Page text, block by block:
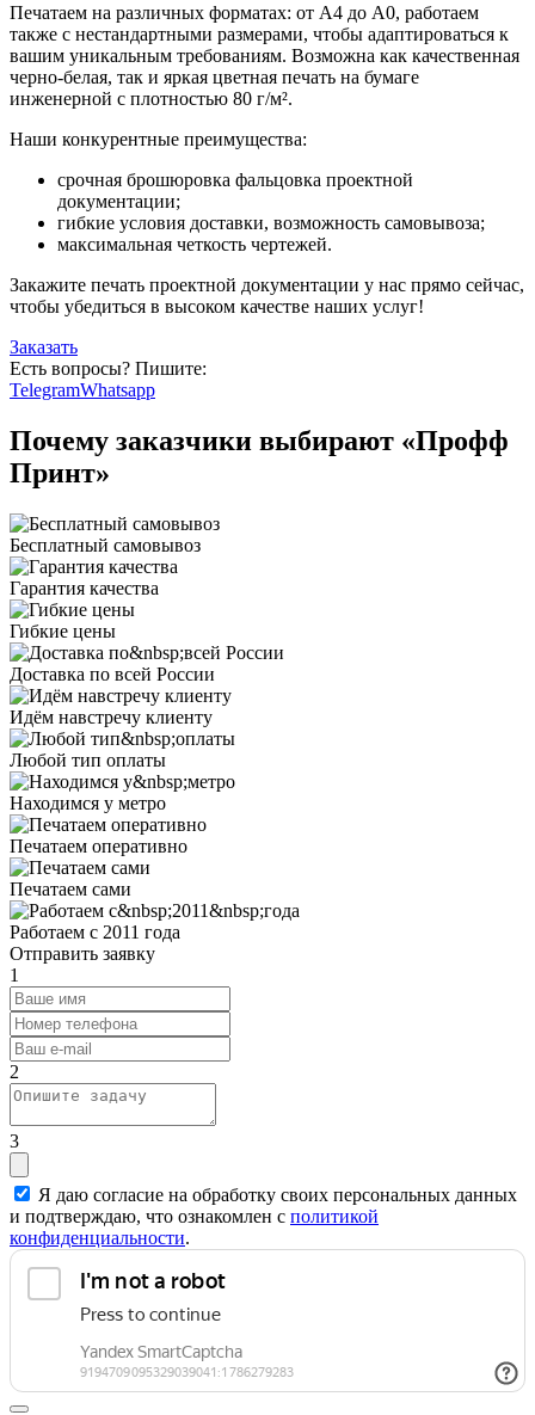
Печатаем на различных форматах: от A4 до А0, работаем
также с нестандартными размерами, чтобы адаптироваться к
вашим уникальным требованиям. Возможна как качественная
черно-белая, так и яркая цветная печать на бумаге
инженерной с плотностью 80 г/м².
Наши конкурентные преимущества:
срочная брошюровка фальцовка проектной
документации;
гибкие условия доставки, возможность самовывоза;
максимальная четкость чертежей.
Закажите печать проектной документации у нас прямо сейчас,
чтобы убедиться в высоком качестве наших услуг!
Заказать
Есть вопросы? Пишите:
TelegramWhatsapp
Почему заказчики выбирают «Профф
Принт»
Бесплатный самовывоз
Гарантия качества
Гибкие цены
Доставка по всей России
Идём навстречу клиенту
Любой тип оплаты
Находимся у метро
Печатаем оперативно
Печатаем сами
Работаем с 2011 года
Отправить заявку
1
2
3
Я даю согласие на обработку своих персональных данных
и подтверждаю, что ознакомлен с политикой
конфиденциальности.